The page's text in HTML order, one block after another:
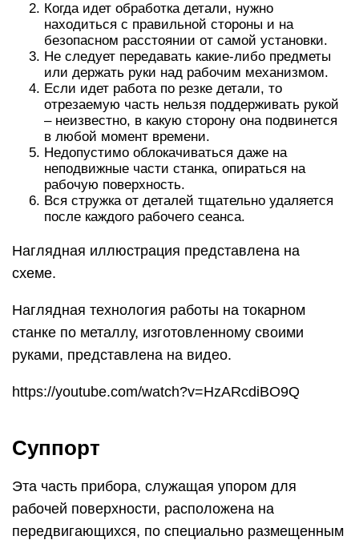
Когда идет обработка детали, нужно
находиться с правильной стороны и на
безопасном расстоянии от самой установки.
Не следует передавать какие-либо предметы
или держать руки над рабочим механизмом.
Если идет работа по резке детали, то
отрезаемую часть нельзя поддерживать рукой
– неизвестно, в какую сторону она подвинется
в любой момент времени.
Недопустимо облокачиваться даже на
неподвижные части станка, опираться на
рабочую поверхность.
Вся стружка от деталей тщательно удаляется
после каждого рабочего сеанса.
Наглядная иллюстрация представлена на
схеме.
Наглядная технология работы на токарном
станке по металлу, изготовленному своими
руками, представлена на видео.
https://youtube.com/watch?v=HzARcdiBO9Q
Суппорт
Эта часть прибора, служащая упором для
рабочей поверхности, расположена на
передвигающихся, по специально размещенным